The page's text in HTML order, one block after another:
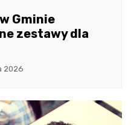
Gminie
zestawy dla
2026